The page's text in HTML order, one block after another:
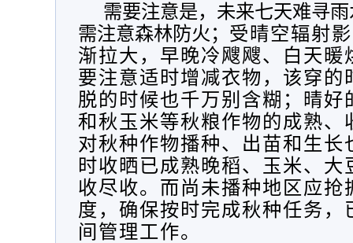
需要注意是，未来七天难寻
需注意森林防火； 受晴空辐射
渐拉大 ，早晚冷飕飕、白天
要注意适时增减衣物，该穿
脱的时候也千万别含糊；
晴好
和秋玉米等秋粮作物的成熟、
对秋种作物播种、出苗和生
时收晒已成熟晚稻、玉米、
收尽收。而尚未播种地区应抢
度，确保按时完成秋种任务
间管理工作。